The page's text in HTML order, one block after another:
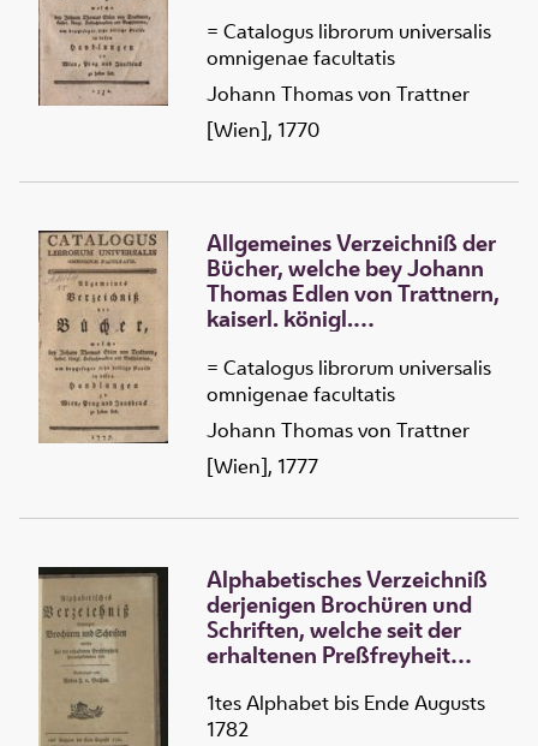
Buchhändlern, um
beygesetzte sehr billige
Preise in dessen Handlungen
zu Wien, Prag und Innsbruck
zu haben sind
= Catalogus librorum universalis
omnigenae facultatis
Johann Thomas von Trattner
[Wien], 1770
Allgemeines Verzeichniß der
Bücher, welche bey Johann
Thomas Edlen von Trattnern,
kaiserl. königl.
Buchhändlern, um
beygesetzte sehr billige
Preise in dessen Handlungen
zu Wien, Prag und Innsbruck
zu haben sind
= Catalogus librorum universalis
omnigenae facultatis
Johann Thomas von Trattner
[Wien], 1777
Alphabetisches Verzeichniß
derjenigen Brochüren und
Schriften, welche seit der
erhaltenen Preßfreyheit
1tes Alphabet bis Ende Augusts
1782